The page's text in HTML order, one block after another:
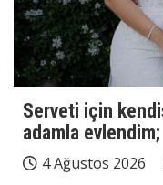
Serveti için
adamla evlendim;
4 Ağustos 2026